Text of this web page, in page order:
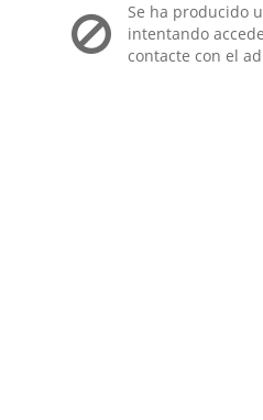
Se ha producido
intentando
contacte con el